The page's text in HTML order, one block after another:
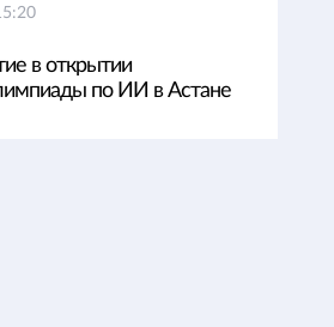
в открытии
по ИИ в Астане